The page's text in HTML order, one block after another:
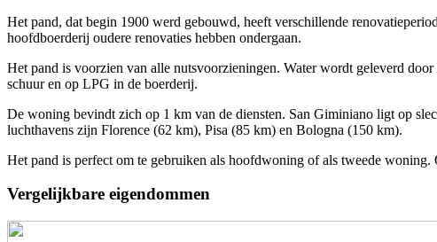
Het pand, dat begin 1900 werd gebouwd, heeft verschillende
hoofdboerderij oudere renovaties hebben ondergaan.
Het pand is voorzien van alle nutsvoorzieningen. Water wordt geleverd
schuur en op LPG in de boerderij.
De woning bevindt zich op 1 km van de diensten. San Giminiano ligt op
luchthavens zijn Florence (62 km), Pisa (85 km) en Bologna (150 km).
Het pand is perfect om te gebruiken als hoofdwoning of als tweede
Vergelijkbare eigendommen